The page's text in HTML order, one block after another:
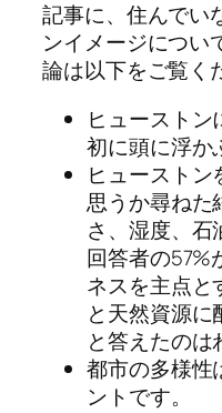
記事に、住んでい
ンイメージについ
論は以下をご覧く
ヒューストン
初に頭に浮か
ヒューストン
思うか尋ねた
さ、湿度、石
回答者の57%
ネスを主点と
と天然資源に
と答えたのは
都市の多様性
ントです。